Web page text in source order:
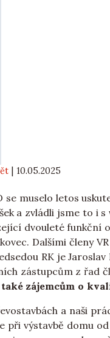
|10.05.2025
muselo letos
a zvládli jsme to i s
dvouleté funkční
Dalšími členy
RK je
zástupcům z řad
zájemcům o
a naši
při výstavbě domu